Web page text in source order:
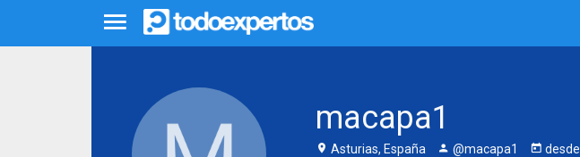
macapa1
Asturias, España @macapa1 desde